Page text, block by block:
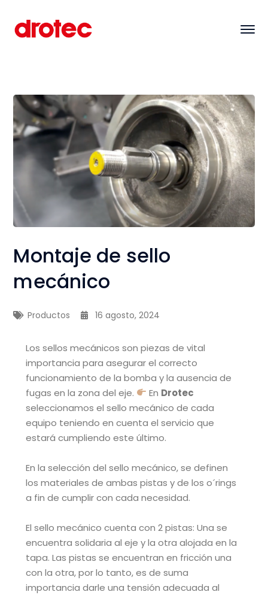
Montaje de sello
mecánico
Productos 16 agosto, 2024
Los sellos mecánicos son piezas de vital
importancia para asegurar el correcto
funcionamiento de la bomba y la ausencia de
fugas en la zona del eje.
En Drotec
seleccionamos el sello mecánico de cada
equipo teniendo en cuenta el servicio que
estará cumpliendo este último.
En la selección del sello mecánico, se definen
los materiales de ambas pistas y de los o´rings
a fin de cumplir con cada necesidad.
El sello mecánico cuenta con 2 pistas: Una se
encuentra solidaria al eje y la otra alojada en la
tapa. Las pistas se encuentran en fricción una
con la otra, por lo tanto, es de suma
importancia darle una tensión adecuada al